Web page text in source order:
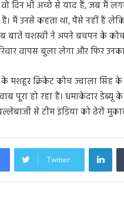
दिन भी अच्छे से याद हैं, जब मैं
मैं उनसे कहता था, पैसे नहीं हैं
बातें यशस्वी ने अपने बचपन के
वापस बुला लेगा और फिर
मशहूर क्रिकेट कोच ज्वाला सिंह
पूरा हो रहा है। धमाकेदार डेब्यू
से टीम इंडिया को ढेरों
Twitter